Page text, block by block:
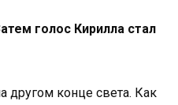
голос Кирилла стал
конце света. Как